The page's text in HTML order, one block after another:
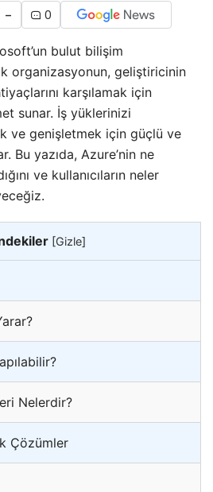
- 0
bulut bilişim
organizasyonun, geliştiricinin
karşılamak için
sunar. İş yüklerinizi
ve genişletmek için güçlü ve
Bu yazıda, Azure’nin ne
ve kullanıcıların neler
[Gizle]
Nelerdir?
Çözümler